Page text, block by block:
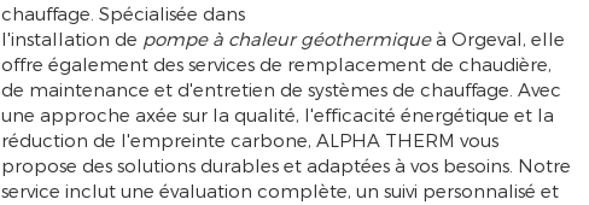
chauffage. Spécialisée dans
l'installation de pompe à chaleur géothermiqueà Orgeval, elle
offre également des services de remplacement de chaudière,
de maintenance et d'entretien de systèmes de chauffage. Avec
une approche axée sur la qualité, l'efficacité énergétique et la
réduction de l'empreinte carbone, ALPHA THERM vous
propose des solutions durables et adaptées à vos besoins. Notre
service inclut une évaluation complète, un suivi personnalisé et